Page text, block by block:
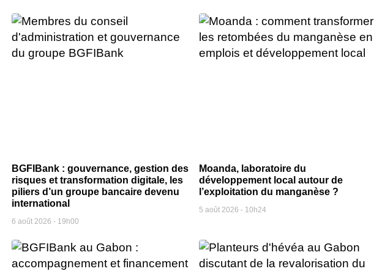
BGFIBank : gouvernance, gestion des
risques et transformation digitale, les
piliers d’un groupe bancaire devenu
international
6 août 2026 19h00
Moanda, laboratoire du
développement local autour de
l’exploitation du manganèse ?
5 août 2026 10h24